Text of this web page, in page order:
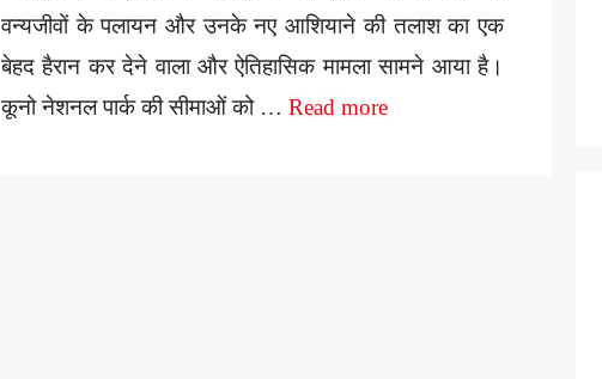
वन्यजीवों के पलायन और उनके नए आशियाने की तलाश का एक
बेहद हैरान कर देने वाला और ऐतिहासिक मामला सामने आया है।
कूनो नेशनल पार्क की सीमाओं को … Read more